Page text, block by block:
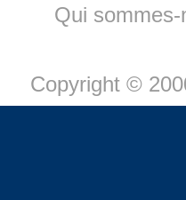
Qui
Copyright ©